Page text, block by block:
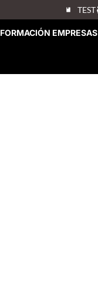
TEST
FORMACIÓN EMPRESAS